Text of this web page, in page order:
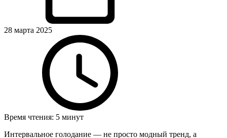
28 марта 2025
Время чтения: 5 минут
Интервальное голодание — не просто модный тренд, а